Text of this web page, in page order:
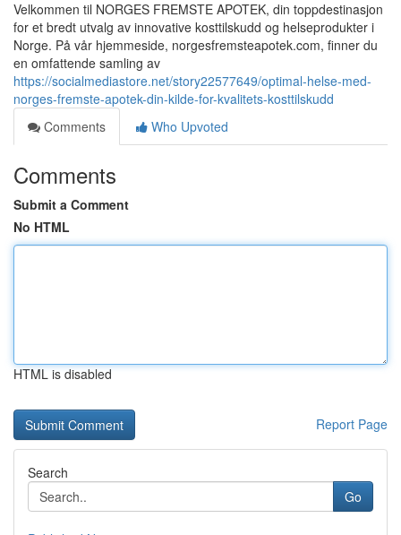
Velkommen til NORGES FREMSTE APOTEK, din toppdestinasjon
for et bredt utvalg av innovative kosttilskudd og helseprodukter i
Norge. På vår hjemmeside, norgesfremsteapotek.com, finner du
en omfattende samling av
https://socialmediastore.net/story22577649/optimal-helse-med-
norges-fremste-apotek-din-kilde-for-kvalitets-kosttilskudd
Comments
Who Upvoted
Comments
Submit a Comment
No HTML
HTML is disabled
Report Page
Search
Go